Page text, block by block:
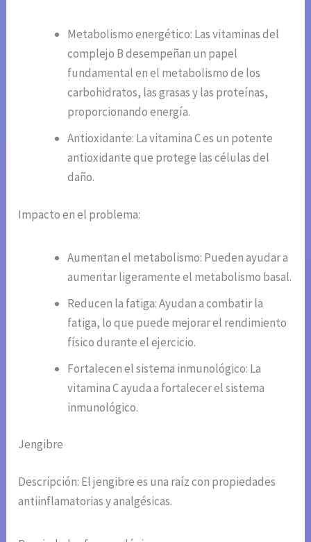
Metabolismo energético: Las vitaminas del
complejo B desempeñan un papel
fundamental en el metabolismo de los
carbohidratos, las grasas y las proteínas,
proporcionando energía.
Antioxidante: La vitamina C es un potente
antioxidante que protege las células del
daño.
Impacto en el problema:
Aumentan el metabolismo: Pueden ayudar a
aumentar ligeramente el metabolismo basal.
Reducen la fatiga: Ayudan a combatir la
fatiga, lo que puede mejorar el rendimiento
físico durante el ejercicio.
Fortalecen el sistema inmunológico: La
vitamina C ayuda a fortalecer el sistema
inmunológico.
Jengibre
Descripción: El jengibre es una raíz con propiedades
antiinflamatorias y analgésicas.